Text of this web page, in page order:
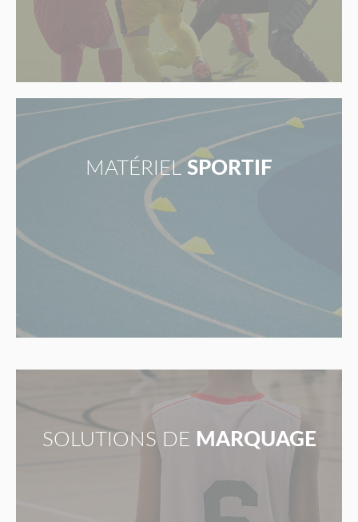
MATÉRIEL SPORTIF
SOLUTIONS DE MARQUAGE